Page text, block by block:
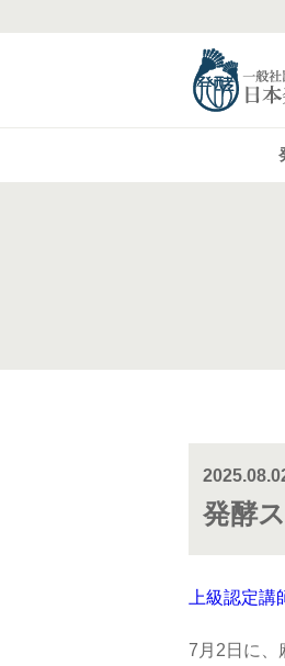
発酵
上級認定
7月2日に、